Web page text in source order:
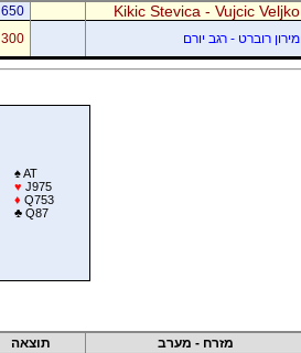
Kikic Stevica - Vujcic Veljko
650
מירון רוברט - רגב יורם
300
♠AT
♥ J975
♦ Q753
♣Q87
מזרח - מערב תוצאה